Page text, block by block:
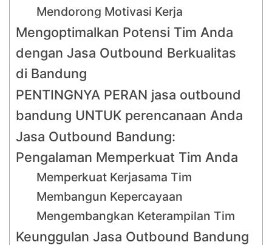
Mendorong Motivasi Kerja
Mengoptimalkan Potensi Tim Anda
dengan Jasa Outbound Berkualitas
di Bandung
PENTINGNYA PERAN jasa outbound
bandung UNTUK perencanaan Anda
Jasa Outbound Bandung:
Pengalaman Memperkuat Tim Anda
Memperkuat Kerjasama Tim
Membangun Kepercayaan
Mengembangkan Keterampilan Tim
Keunggulan Jasa Outbound Bandung